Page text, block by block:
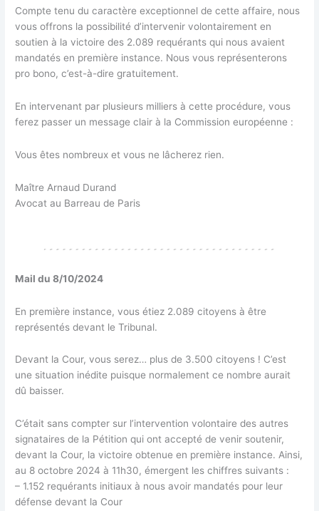
Compte tenu du caractère exceptionnel de cette affaire, nous
vous offrons la possibilité d’intervenir volontairement en
soutien à la victoire des 2.089 requérants qui nous avaient
mandatés en première instance. Nous vous représenterons
pro bono, c’est-à-dire gratuitement.
En intervenant par plusieurs milliers à cette procédure, vous
ferez passer un message clair à la Commission européenne :
Vous êtes nombreux et vous ne lâcherez rien.
Maître Arnaud Durand
Avocat au Barreau de Paris
Mail du 8/10/2024
En première instance, vous étiez 2.089 citoyens à être
représentés devant le Tribunal.
Devant la Cour, vous serez… plus de 3.500 citoyens ! C’est
une situation inédite puisque normalement ce nombre aurait
dû baisser.
C’était sans compter sur l’intervention volontaire des autres
signataires de la Pétition qui ont accepté de venir soutenir,
devant la Cour, la victoire obtenue en première instance. Ainsi,
au 8 octobre 2024 à 11h30, émergent les chiffres suivants :
– 1.152 requérants initiaux à nous avoir mandatés pour leur
défense devant la Cour